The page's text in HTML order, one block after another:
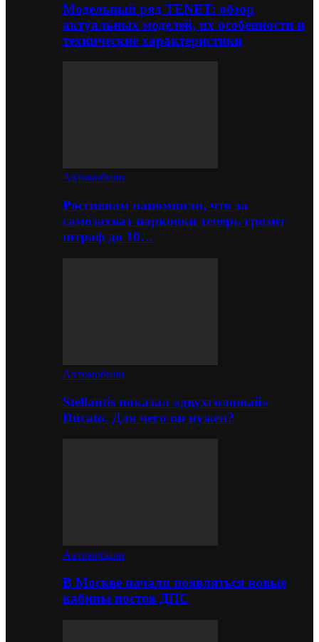
Модельный ряд TENET: обзор
актуальных моделей, их особенности и
технические характеристики
Автомобили
Россиянам напомнили, что за
самозахват парковки теперь грозит
штраф до 10…
Автомобили
Stellantis показал «двухголовый»
Ducato. Для чего он нужен?
Автомобили
В Москве начали появляться новые
кабины постов ДПС